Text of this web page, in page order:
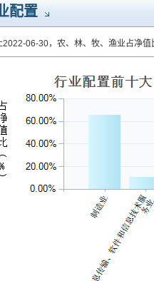
配置
2022-06-30，农、林、牧、渔业占净